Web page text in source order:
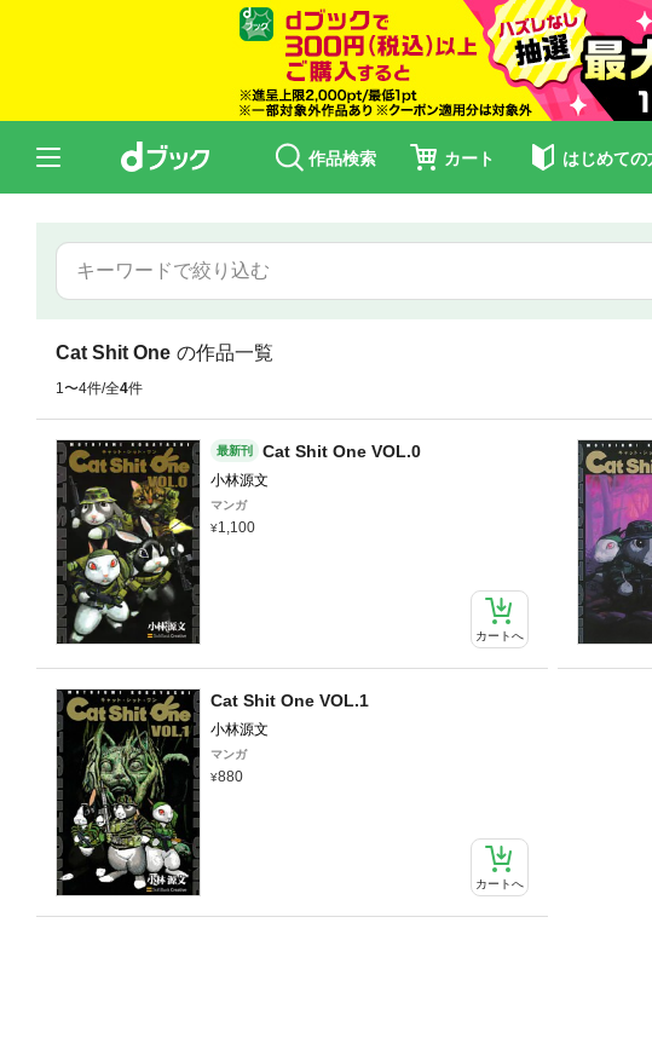
作品検索 カート はじめての
Cat Shit One の作品一覧
1〜4件/全4件
最新刊 Cat Shit One VOL.0
小林源文
マンガ
1,100
カートへ
Cat Shit One VOL.1
小林源文
マンガ
880
カートへ